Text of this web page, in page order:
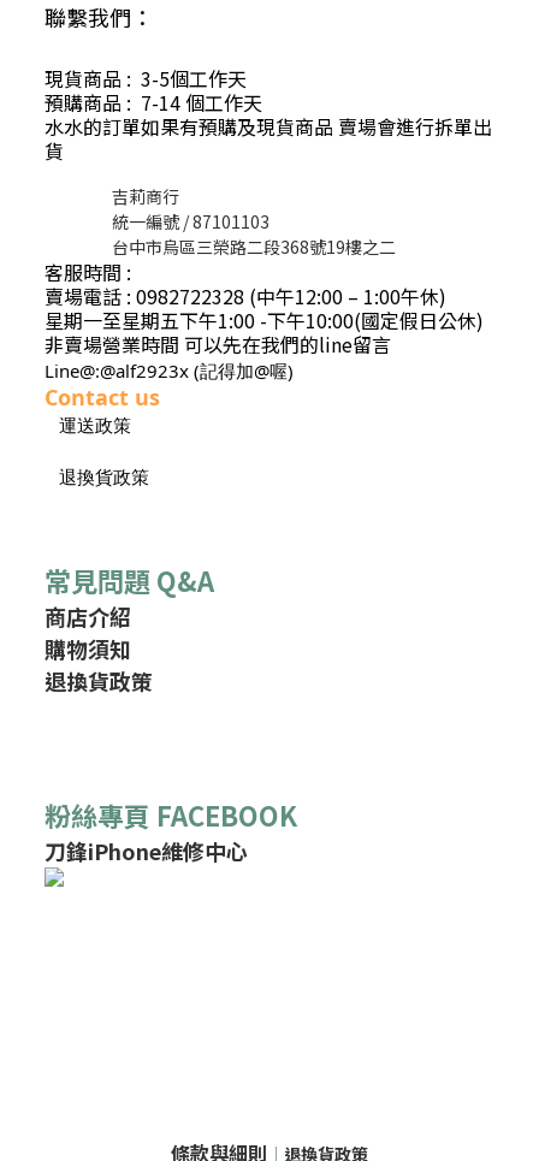
聯繫我們：
現貨商品 : 3-5個工作天
預購商品 : 7-14 個工作天
水水的訂單如果有預購及現貨商品 賣場會進行拆單出
貨
吉莉商行
統一編號 / 87101103
台中市烏區三榮路二段368號19樓之二
客服時間 :
賣場電話 : 0982722328 (中午12:00 – 1:00午休)
星期一至星期五下午1:00 -下午10:00(國定假日公休)
非賣場營業時間 可以先在我們的line留言
Line@:@alf2923x (記得加@喔)
Contact us
運送政策
退換貨政策
常見問題 Q&A
商店介紹
購物須知
退換貨政策
粉絲專頁 FACEBOOK
刀鋒iPhone維修中心
條款與細則 ｜ 退換貨政策